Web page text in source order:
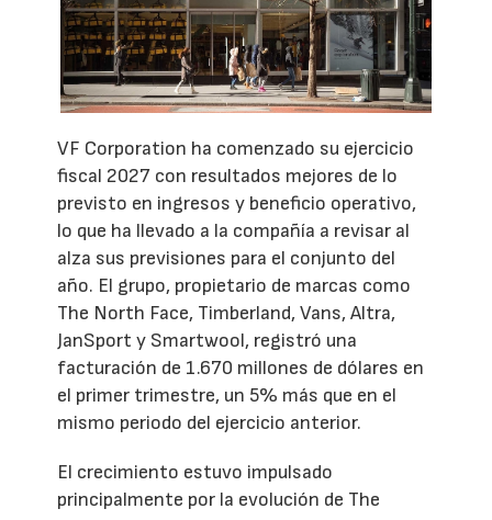
VF Corporation ha comenzado su ejercicio
fiscal 2027 con resultados mejores de lo
previsto en ingresos y beneficio operativo,
lo que ha llevado a la compañía a revisar al
alza sus previsiones para el conjunto del
año. El grupo, propietario de marcas como
The North Face, Timberland, Vans, Altra,
JanSport y Smartwool, registró una
facturación de 1.670 millones de dólares en
el primer trimestre, un 5% más que en el
mismo periodo del ejercicio anterior.
El crecimiento estuvo impulsado
principalmente por la evolución de The